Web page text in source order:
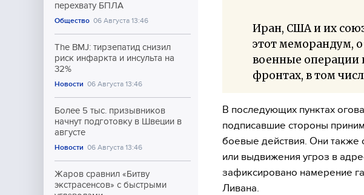
перехвату БПЛА
Общество 06 Августа 13:46
The BMJ: тирзепатид снизил
риск инфаркта и инсульта на
32%
Новости 06 Августа 13:46
Более 5 тыс. призывников
начнут подготовку в Швеции в
августе
Новости 06 Августа 13:46
Жаров сравнил «Битву
экстрасенсов» с быстрыми
Иран, США и их
этот меморандум,
военные операции
фронтах, в том
В последующих пунктах
подписавшие стороны
боевые действия. Они также
или выдвижения угроз в
зафиксировано намерение
Ливана.